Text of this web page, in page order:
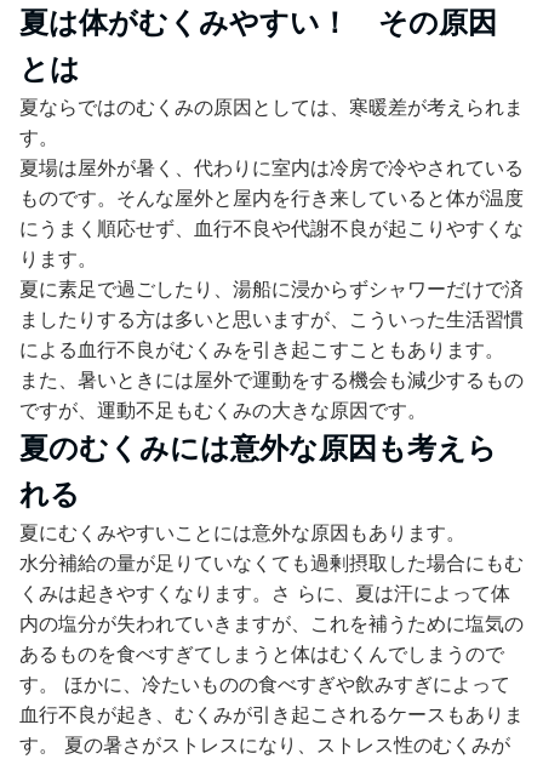
夏は体がむくみやすい！ その原因
とは
夏ならではのむくみの原因としては、寒暖差が考えられま
す。
夏場は屋外が暑く、代わりに室内は冷房で冷やされている
ものです。そんな屋外と屋内を行き来していると体が温度
にうまく順応せず、血行不良や代謝不良が起こりやすくな
ります。
夏に素足で過ごしたり、湯船に浸からずシャワーだけで済
ましたりする方は多いと思いますが、こういった生活習慣
による血行不良がむくみを引き起こすこともあります。
また、暑いときには屋外で運動をする機会も減少するもの
ですが、運動不足もむくみの大きな原因です。
夏のむくみには意外な原因も考えら
れる
夏にむくみやすいことには意外な原因もあります。
水分補給の量が足りていなくても過剰摂取した場合にもむ
くみは起きやすくなります。さ らに、夏は汗によって体
内の塩分が失われていきますが、これを補うために塩気の
あるものを食べすぎてしまうと体はむくんでしまうので
す。 ほかに、冷たいものの食べすぎや飲みすぎによって
血行不良が起き、むくみが引き起こされるケースもありま
す。 夏の暑さがストレスになり、ストレス性のむくみが